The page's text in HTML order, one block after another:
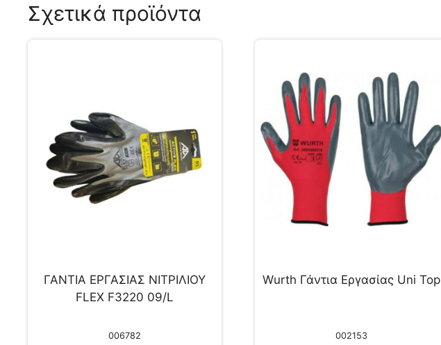
Σχετικά προϊόντα
ΓΑΝΤΙΑ ΕΡΓΑΣΙΑΣ ΝΙΤΡΙΛΙΟΥ
FLEX F3220 09/L
006782
Wurth Γάντια Εργασίας Uni Top
002153